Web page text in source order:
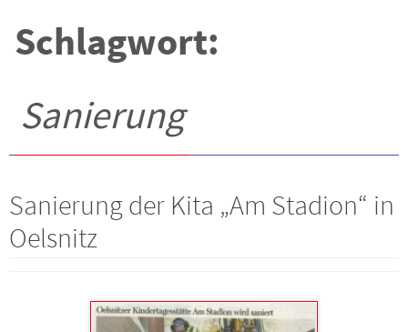
Schlagwort:
Sanierung
Sanierung der Kita „Am Stadion“ in
Oelsnitz